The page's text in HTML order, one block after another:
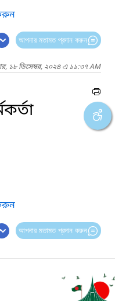
আপনার মতামত প্রদান করুন
১৮ ডিসেম্বর, ২০২৪ এ ১১:৩৭ AM
আপনার মতামত প্রদান করুন